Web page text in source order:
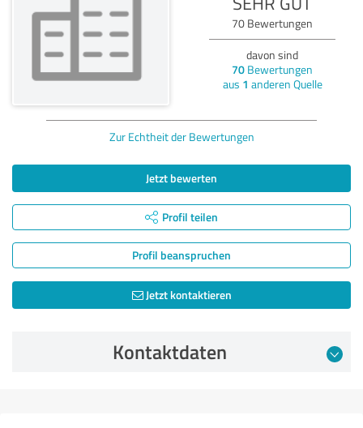
70 Bewertungen
davon sind
70 Bewertungen
aus 1 anderen Quelle
Zur Echtheit der Bewertungen
Jetzt bewerten
Profil teilen
Profil beanspruchen
Jetzt kontaktieren
Kontaktdaten